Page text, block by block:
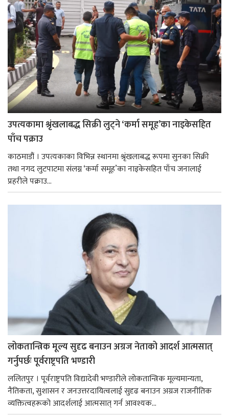
उपत्यकामा श्रृंखलाबद्ध सिक्री लुट्ने ‘कर्मा समूह’का नाइकेसहित
पाँच पक्राउ
काठमाडौं । उपत्यकाका विभिन्न स्थानमा श्रृंखलाबद्ध रूपमा सुनका सिक्री
तथा नगद लुटपाटमा संलग्न ‘कर्मा समूह’का नाइकेसहित पाँच जनालाई
प्रहरीले पक्राउ...
लोकतान्त्रिक मूल्य सुदृढ बनाउन अग्रज नेताको आदर्श आत्मसात्
गर्नुपर्छः पूर्वराष्ट्रपति भण्डारी
ललितपुर । पूर्वराष्ट्रपति विद्यादेवी भण्डारीले लोकतान्त्रिक मूल्यमान्यता,
नैतिकता, सुशासन र जनउत्तरदायित्वलाई सुदृढ बनाउन अग्रज राजनीतिक
व्यक्तित्वहरूको आदर्शलाई आत्मसात् गर्न आवश्यक...